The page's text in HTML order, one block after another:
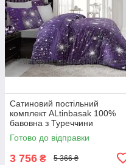
Сатиновий постільний
комплект ALtinbasak 100%
бавовна з Туреччини
двоспальний - євро
Готово до відправки
3 756 ₴ 5 366 ₴